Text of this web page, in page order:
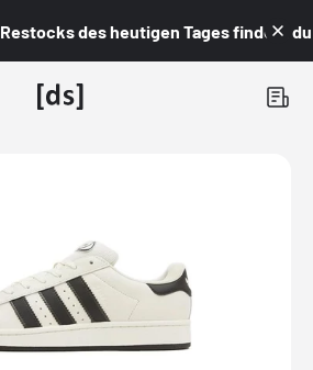
des heutigen Tages findest du